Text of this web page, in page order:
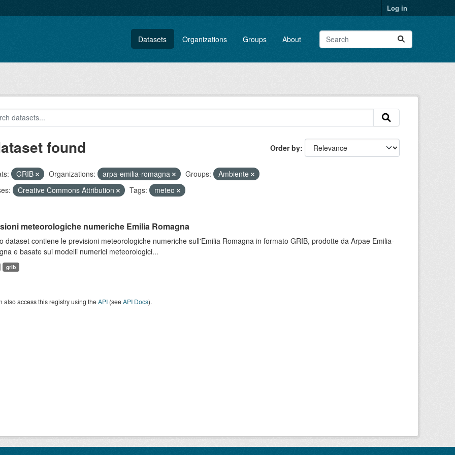
Log in
Datasets Organizations Groups About
Order by
found
GRIB Organizations: arpa-emilia-romagna Groups:
Ambiente
Creative Commons Attribution Tags: meteo
meteorologiche numeriche Emilia Romagna
dataset contiene le previsioni meteorologiche numeriche sull'Emilia Romagna in formato GRIB, prodotte da Arpae Emilia-
e basate sui modelli numerici meteorologici...
grib
also access this registry using theAPI(seeAPI Docs).